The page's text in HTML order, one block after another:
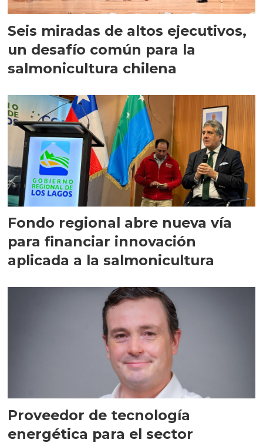
Seis miradas de altos ejecutivos,
un desafío común para la
salmonicultura chilena
Fondo regional abre nueva vía
para financiar innovación
aplicada a la salmonicultura
Proveedor de tecnología
energética para el sector